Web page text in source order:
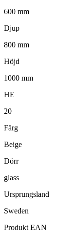
600 mm
Djup
800 mm
Höjd
1000 mm
HE
20
Färg
Beige
Dörr
glass
Ursprungsland
Sweden
Produkt EAN